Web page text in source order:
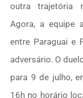
outra trajetória
Agora, a equipe
entre Paraguai e
adversário. O
para 9 de julho,
16h no horário